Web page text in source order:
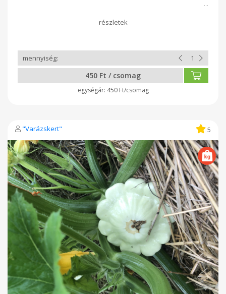
450 Ft / csomag
450 Ft/csomag
"Varázskert" 5